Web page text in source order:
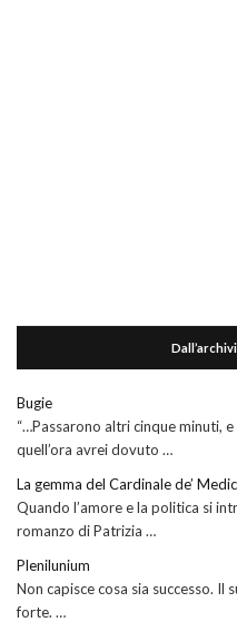
Bugie
“…Passarono altri cinque minuti,
quell’ora avrei dovuto …
La gemma del Cardinale de’
Quando l’amore e la politica si
romanzo di Patrizia …
Plenilunium
Non capisce cosa sia successo. Il
forte. …